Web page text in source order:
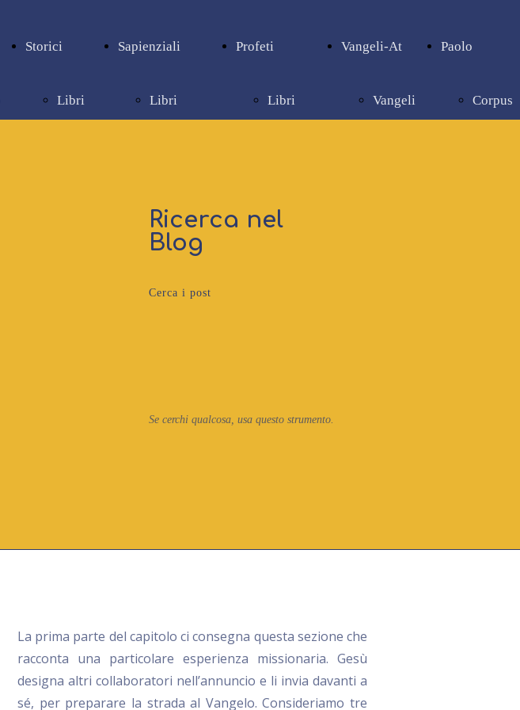
Storici
Libri
Sapienziali
Libri
Profeti
Libri
Vangeli-At
Vangeli
Paolo
Corpus
Ricerca nel
Blog
Cerca i post
Se cerchi qualcosa, usa questo strumento.
La prima parte del capitolo ci consegna questa sezione che
racconta una particolare esperienza missionaria. Gesù
designa altri collaboratori nell’annuncio e li invia davanti a
sé, per preparare la strada al Vangelo. Consideriamo tre